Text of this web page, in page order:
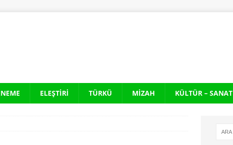
ELEŞTIRI TÜRKÜ MIZAH KÜLTÜR – SANAT